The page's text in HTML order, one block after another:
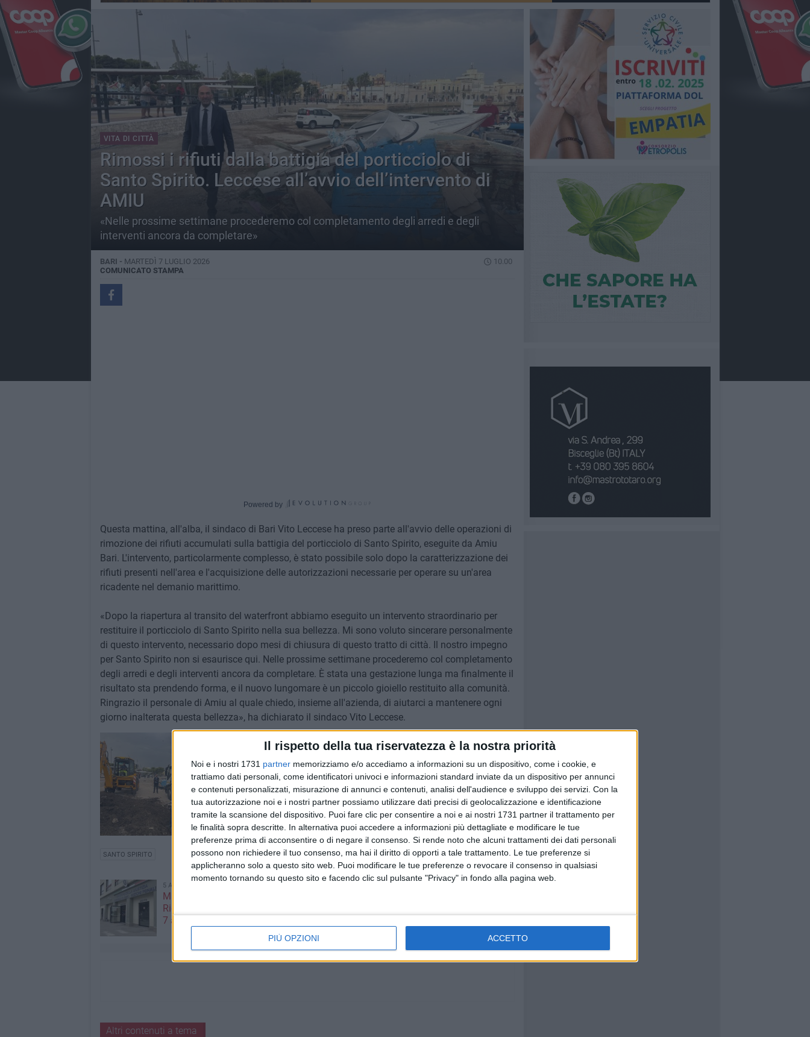
Il rispetto della tua riservatezza è la nostra priorità
Noi e i nostri 1731 partner memorizziamo e/o accediamo a informazioni su un dispositivo, come i cookie, e
trattiamo dati personali, come identificatori univoci e informazioni standard inviate da un dispositivo per annunci
e contenuti personalizzati, misurazione di annunci e contenuti, analisi dell'audience e sviluppo dei servizi. Con la
tua autorizzazione noi e i nostri partner possiamo utilizzare dati precisi di geolocalizzazione e identificazione
tramite la scansione del dispositivo. Puoi fare clic per consentire a noi e ai nostri 1731 partner il trattamento per
le finalità sopra descritte. In alternativa puoi accedere a informazioni più dettagliate e modificare le tue
preferenze prima di acconsentire o di negare il consenso. Si rende noto che alcuni trattamenti dei dati personali
possono non richiedere il tuo consenso, ma hai il diritto di opporti a tale trattamento. Le tue preferenze si
applicheranno solo a questo sito web. Puoi modificare le tue preferenze o revocare il consenso in qualsiasi
momento tornando su questo sito e facendo clic sul pulsante "Privacy" in fondo alla pagina web.
PIÙ OPZIONI ACCETTO
VITA DI CITTÀ
Rimossi i rifiuti dalla battigia del porticciolo di
Santo Spirito. Leccese all’avvio dell’intervento di
AMIU
«Nelle prossime settimane procederemo col completamento degli arredi e degli
interventi ancora da completare»
BARI - MARTEDÌ 7 LUGLIO 2026
10.00
COMUNICATO STAMPA
Powered by
Questa mattina, all'alba, il sindaco di Bari Vito Leccese ha preso parte all'avvio delle operazioni di
rimozione dei rifiuti accumulati sulla battigia del porticciolo di Santo Spirito, eseguite da Amiu
Bari. L'intervento, particolarmente complesso, è stato possibile solo dopo la caratterizzazione dei
rifiuti presenti nell'area e l'acquisizione delle autorizzazioni necessarie per operare su un'area
ricadente nel demanio marittimo.
«Dopo la riapertura al transito del waterfront abbiamo eseguito un intervento straordinario per
restituire il porticciolo di Santo Spirito nella sua bellezza. Mi sono voluto sincerare personalmente
di questo intervento, necessario dopo mesi di chiusura di questo tratto di città. Il nostro impegno
per Santo Spirito non si esaurisce qui. Nelle prossime settimane procederemo col completamento
degli arredi e degli interventi ancora da completare. È stata una gestazione lunga ma finalmente il
risultato sta prendendo forma, e il nuovo lungomare è un piccolo gioiello restituito alla comunità.
Ringrazio il personale di Amiu al quale chiedo, insieme all'azienda, di aiutarci a mantenere ogni
giorno inalterata questa bellezza», ha dichiarato il sindaco Vito Leccese.
SANTO SPIRITO
5 AGOSTO 2026
Mafia e sale giochi a Bari, il
Riesame conferma il carcere per
7 arrestati
5 AGOSTO 2026
Altri contenuti a tema